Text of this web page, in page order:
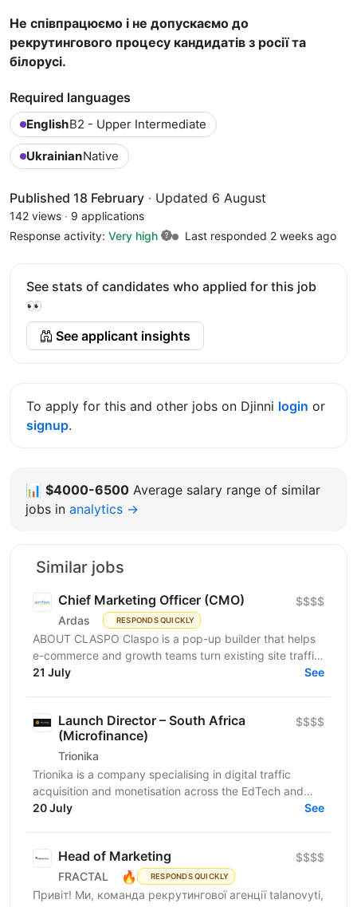
Не співпрацюємо і не допускаємо до
рекрутингового процесу кандидатів з росії та
білорусі.
Required languages
EnglishB2 - Upper Intermediate
UkrainianNative
Published 18 February · Updated 6 August
142 views · 9 applications
Response activity: Very high Last responded 2 weeks ago
See stats of candidates who applied for this job
👀
See applicant insights
To apply for this and other jobs on Djinni login or
signup.
📊 $4000-6500 Average salary range of similar
jobs in analytics →
Similar jobs
Chief Marketing Officer (CMO)
Ardas RESPONDS QUICKLY
$$$$
ABOUT CLASPO Claspo is a pop-up builder that helps
e-commerce and growth teams turn existing site traffic
into more opt-ins, sales, and revenue. We are a...
21 July See
Launch Director – South Africa
(Microfinance)
Trionika
$$$$
Trionika is a company specialising in digital traffic
acquisition and monetisation across the EdTech and
20 July See
Head of Marketing
FRACTAL 🔥 RESPONDS QUICKLY
$$$$
Привіт! Ми, команда рекрутингової агенції talanovyti,